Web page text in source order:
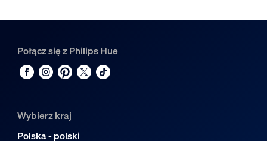
Połącz się z Philips Hue
Wybierz kraj
Polska - polski